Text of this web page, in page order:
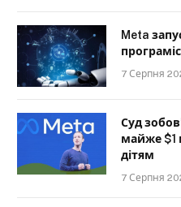
Meta
7 Серпня
Суд
майже $1
дітям
7 Серпня